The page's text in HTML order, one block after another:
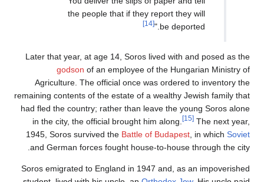
the people that if they report they will
be deported."
[14]
Later that year, at age 14, Soros lived with and posed as the
godson of an employee of the Hungarian Ministry of
Agriculture. The official once was ordered to inventory the
remaining contents of the estate of a wealthy Jewish family that
had fled the country; rather than leave the young Soros alone
in the city, the official brought him along.
[15] The next year,
1945, Soros survived the Battle of Budapest, in which Soviet
and German forces fought house-to-house through the city.
Soros emigrated to England in 1947 and, as an impoverished